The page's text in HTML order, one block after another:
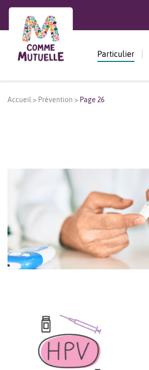
Particulier
Accueil > Prévention > Page 26